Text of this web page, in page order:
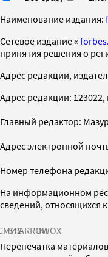
Наименование издания:
Cетевое издание «
принятия решения о
Адрес редакции,
Адрес редакции: 123022,
Главный редактор:
Адрес электронной
Номер телефона
На информационном
сведений, относящихся
SPARROWINFOX
Перепечатка